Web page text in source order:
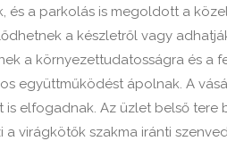
és a parkolás is megoldott a
a készletről vagy
a környezettudatosságra és a
együttműködést ápolnak. A
is elfogadnak. Az üzlet belső tere
a virágkötők szakma iránti